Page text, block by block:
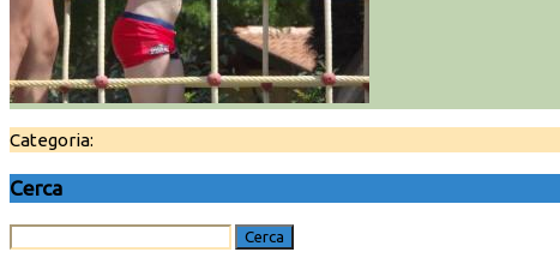
Categoria:
Cerca